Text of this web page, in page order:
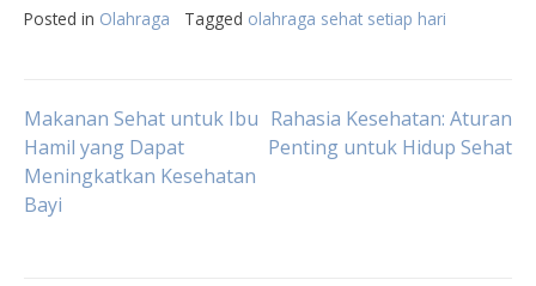
Posted in Olahraga Tagged olahraga sehat setiap hari
Post
navigation
Makanan Sehat untuk Ibu
Hamil yang Dapat
Meningkatkan Kesehatan
Bayi
Rahasia Kesehatan: Aturan
Penting untuk Hidup Sehat